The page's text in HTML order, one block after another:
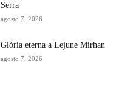
Serra
agosto 7, 2026
Glória eterna a Lejune Mirhan
agosto 7, 2026